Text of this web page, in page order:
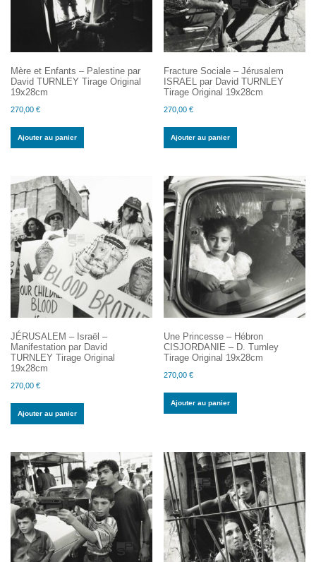
Mère et Enfants – Palestine par
David TURNLEY Tirage Original
19x28cm
270,00 €
Ajouter au panier
Fracture Sociale – Jérusalem
ISRAEL par David TURNLEY
Tirage Original 19x28cm
270,00€
Ajouter au panier
JÉRUSALEM – Israël –
Manifestation par David
TURNLEY Tirage Original
19x28cm
270,00 €
Ajouter au panier
Une Princesse – Hébron
CISJORDANIE – D. Turnley
Tirage Original 19x28cm
270,00€
Ajouter au panier